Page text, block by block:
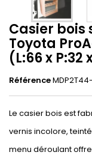
Casier bois
Toyota
(L:66 x P:32
Référence
Le casier bois est
vernis incolore,
menu déroulant